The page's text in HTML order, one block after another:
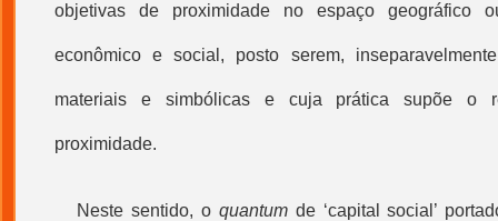
objetivas de proximidade no espaço geográfico
econômico e social, posto serem,
materiais e simbólicas e cuja prática supõe o
proximidade.
Neste sentido, o quantumde ‘capital social ’